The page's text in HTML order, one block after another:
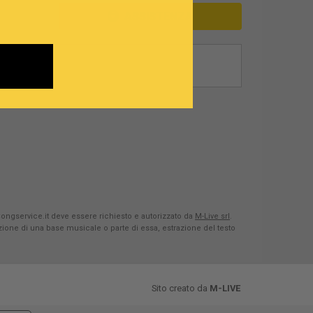
deve essere richiesto e autorizzato da M-Live srl
di una base musicale o parte di essa, estrazione del testo
Sito creato da M-LIVE